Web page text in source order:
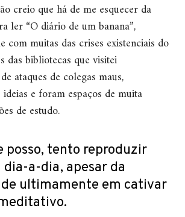
creio que há de me esquecer da
ler “O diário de um banana”,
com muitas das crises existenciais do
das bibliotecas que visitei
ataques de colegas maus,
e foram espaços de muita
de estudo.
posso, tento reproduzir
dia-a-dia, apesar da
ultimamente em cativar